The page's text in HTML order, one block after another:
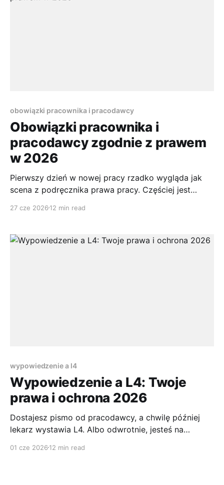
obowiązki pracownika i pracodawcy
Obowiązki pracownika i
pracodawcy zgodnie z prawem
w 2026
Pierwszy dzień w nowej pracy rzadko wygląda jak
scena z podręcznika prawa pracy. Częściej jest
wdrożenie i próba zrozumienia, kto za co
Właściciel małej firmy zatrudnia pierwszą osobę i
27 cze 2026 12 min read
wypowiedzenie a l4
Wypowiedzenie a L4: Twoje
prawa i ochrona 2026
Dostajesz pismo od pracodawcy, a chwilę później
lekarz wystawia L4. Albo odwrotnie, jesteś na
mnie teraz zwolnić? Właśnie w takich momentach
01 cze 2026 12 min read